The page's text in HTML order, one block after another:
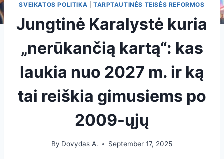
SVEIKATOS POLITIKA TARPTAUTINĖS TEISĖS REFORMOS
Jungtinė Karalystė kuria
„nerūkančią kartą“: kas
laukia nuo 2027 m. ir ką
tai reiškia gimusiems po
2009-ųjų
By Dovydas A. September 17, 2025